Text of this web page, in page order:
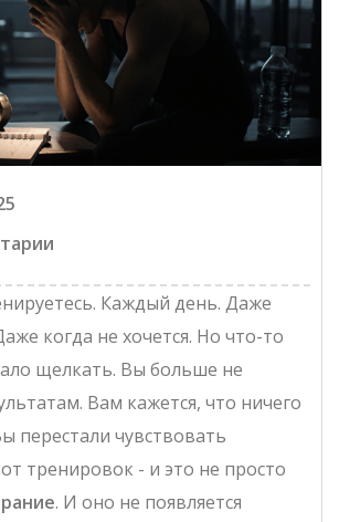
Каждый день. Даже
когда не хочется. Но что-то
щелкать. Вы больше не
Вам кажется, что ничего
перестали чувствовать
тренировок - и это не просто
. И оно не появляется